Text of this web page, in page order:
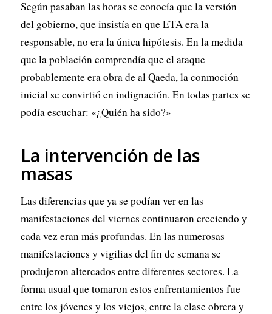
Según pasaban las horas se conocía que la versión
del gobierno, que insistía en que ETA era la
responsable, no era la única hipótesis. En la medida
que la población comprendía que el ataque
probablemente era obra de al Qaeda, la conmoción
inicial se convirtió en indignación. En todas partes se
podía escuchar: «¿Quién ha sido?»
La intervención de las
masas
Las diferencias que ya se podían ver en las
manifestaciones del viernes continuaron creciendo y
cada vez eran más profundas. En las numerosas
manifestaciones y vigilias del fin de semana se
produjeron altercados entre diferentes sectores. La
forma usual que tomaron estos enfrentamientos fue
entre los jóvenes y los viejos, entre la clase obrera y